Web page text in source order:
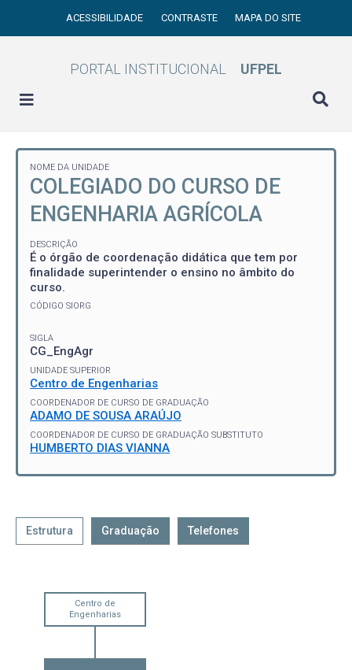
ACESSIBILIDADE CONTRASTE MAPA DO SITE
PORTAL INSTITUCIONAL UFPEL
NOME DA UNIDADE
COLEGIADO DO CURSO DE
ENGENHARIA AGRÍCOLA
DESCRIÇÃO
É o órgão de coordenação didática que tem por
finalidade superintender o ensino no âmbito do
curso.
CÓDIGO SIORG
SIGLA
CG_EngAgr
UNIDADE SUPERIOR
Centro de Engenharias
COORDENADOR DE CURSO DE GRADUAÇÃO
ADAMO DE SOUSA ARAÚJO
COORDENADOR DE CURSO DE GRADUAÇÃO SUBSTITUTO
HUMBERTO DIAS VIANNA
Estrutura Graduação Telefones
Centro de
Engenharias